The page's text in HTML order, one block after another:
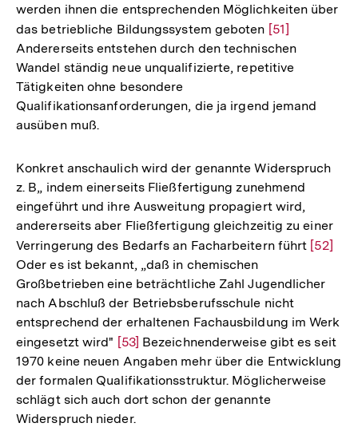
Fußnote
werden ihnen die entsprechenden Möglichkeiten über
das betriebliche Bildungssystem geboten Zur
Auflösung
der
[51]
Andererseits entstehen durch den technischen
Wandel ständig neue unqualifizierte, repetitive
Tätigkeiten ohne besondere
Qualifikationsanforderungen, die ja irgend jemand
ausüben muß.
Konkret anschaulich wird der genannte Widerspruch
z. B„ indem einerseits Fließfertigung zunehmend
eingeführt und ihre Ausweitung propagiert wird,
andererseits aber Fließfertigung gleichzeitig zu einer
Verringerung des Bedarfs an Facharbeitern führt Zur
der
[52]
Oder es ist bekannt, „daß in chemischen
Großbetrieben eine beträchtliche Zahl Jugendlicher
nach Abschluß der Betriebsberufsschule nicht
entsprechend der erhaltenen Fachausbildung im Werk
eingesetzt wird" Zur
Auflösung
der
Fußnote
[53] Bezeichnenderweise gibt es seit
1970 keine neuen Angaben mehr über die Entwicklung
der formalen Qualifikationsstruktur. Möglicherweise
schlägt sich auch dort schon der genannte
Widerspruch nieder.